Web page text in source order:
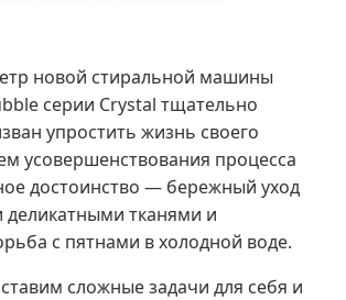
новой стиральной машины
серии Crystal тщательно
упростить жизнь своего
усовершенствования процесса
достоинство — бережный уход
тканями и
с пятнами в холодной воде.
сложные задачи для себя и